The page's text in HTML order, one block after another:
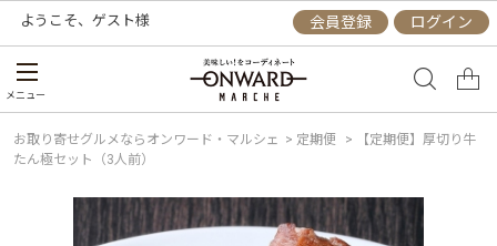
ようこそ、 ゲスト様 会員登録 ログイン
メニュー
お取り寄せグルメならオンワード・マルシェ > 定期便 >
【定期便】厚切り牛
たん極セット（3人前）